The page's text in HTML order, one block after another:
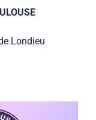
Londieu